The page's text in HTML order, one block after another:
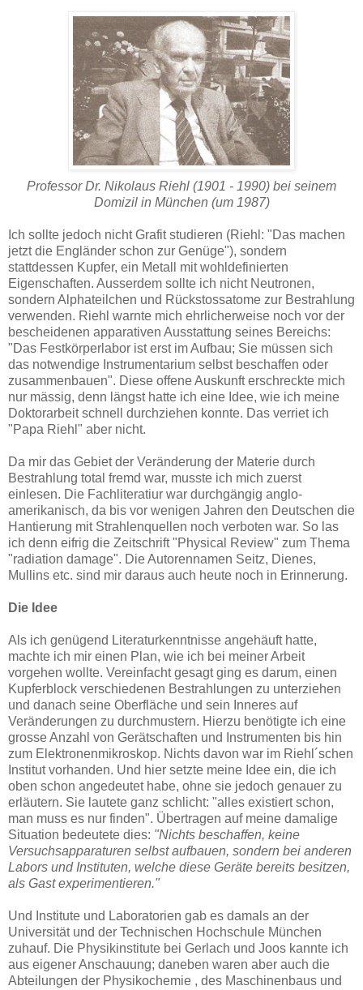
Professor Dr. Nikolaus Riehl (1901 - 1990) bei seinem
Domizil in München (um 1987)
Ich sollte jedoch nicht Grafit studieren (Riehl: "Das machen
jetzt die Engländer schon zur Genüge"), sondern
stattdessen Kupfer, ein Metall mit wohldefinierten
Eigenschaften. Ausserdem sollte ich nicht Neutronen,
sondern Alphateilchen und Rückstossatome zur Bestrahlung
verwenden. Riehl warnte mich ehrlicherweise noch vor der
bescheidenen apparativen Ausstattung seines Bereichs:
"Das Festkörperlabor ist erst im Aufbau; Sie müssen sich
das notwendige Instrumentarium selbst beschaffen oder
zusammenbauen". Diese offene Auskunft erschreckte mich
nur mässig, denn längst hatte ich eine Idee, wie ich meine
Doktorarbeit schnell durchziehen konnte. Das verriet ich
"Papa Riehl" aber nicht.
Da mir das Gebiet der Veränderung der Materie durch
Bestrahlung total fremd war, musste ich mich zuerst
einlesen. Die Fachliteratiur war durchgängig anglo-
amerikanisch, da bis vor wenigen Jahren den Deutschen die
Hantierung mit Strahlenquellen noch verboten war. So las
ich denn eifrig die Zeitschrift "Physical Review" zum Thema
"radiation damage". Die Autorennamen Seitz, Dienes,
Mullins etc. sind mir daraus auch heute noch in Erinnerung.
Die Idee
Als ich genügend Literaturkenntnisse angehäuft hatte,
machte ich mir einen Plan, wie ich bei meiner Arbeit
vorgehen wollte. Vereinfacht gesagt ging es darum, einen
Kupferblock verschiedenen Bestrahlungen zu unterziehen
und danach seine Oberfläche und sein Inneres auf
Veränderungen zu durchmustern. Hierzu benötigte ich eine
grosse Anzahl von Gerätschaften und Instrumenten bis hin
zum Elektronenmikroskop. Nichts davon war im Riehl´schen
Institut vorhanden. Und hier setzte meine Idee ein, die ich
oben schon angedeutet habe, ohne sie jedoch genauer zu
erläutern. Sie lautete ganz schlicht: "alles existiert schon,
man muss es nur finden". Übertragen auf meine damalige
Situation bedeutete dies: "Nichts beschaffen, keine
Versuchsapparaturen selbst aufbauen, sondern bei anderen
Labors und Instituten, welche diese Geräte bereits besitzen,
als Gast experimentieren."
Und Institute und Laboratorien gab es damals an der
Universität und der Technischen Hochschule München
zuhauf. Die Physikinstitute bei Gerlach und Joos kannte ich
aus eigener Anschauung; daneben waren aber auch die
Abteilungen der Physikochemie , des Maschinenbaus und